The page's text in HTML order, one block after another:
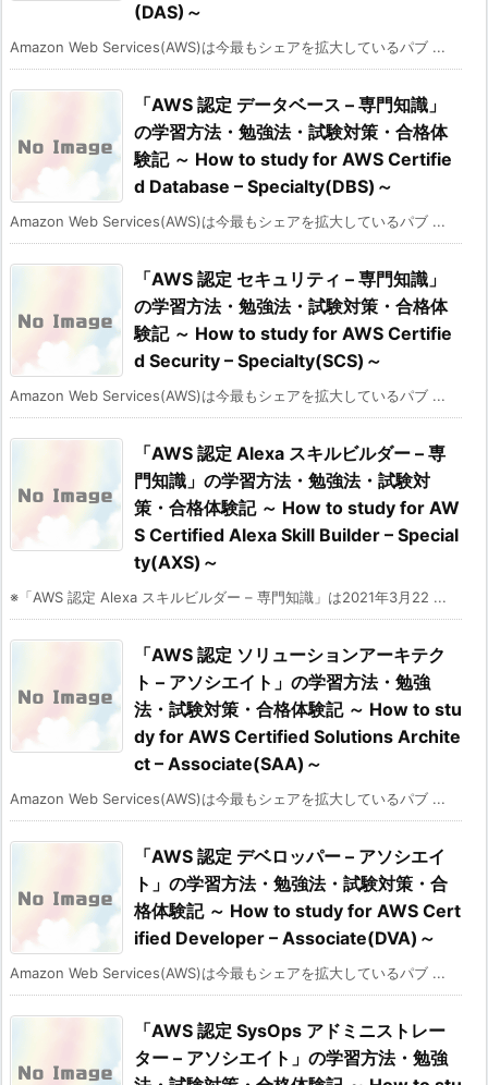
(DAS)～
Amazon Web Services(AWS)は今最もシェアを拡大しているパブ ...
「AWS 認定 データベース – 専門知識」
の学習方法・勉強法・試験対策・合格体
験記 ～ How to study for AWS Certifie
d Database – Specialty(DBS)～
Amazon Web Services(AWS)は今最もシェアを拡大しているパブ ...
「AWS 認定 セキュリティ – 専門知識」
の学習方法・勉強法・試験対策・合格体
験記 ～ How to study for AWS Certifie
d Security – Specialty(SCS)～
Amazon Web Services(AWS)は今最もシェアを拡大しているパブ ...
「AWS 認定 Alexa スキルビルダー – 専
門知識」の学習方法・勉強法・試験対
策・合格体験記 ～ How to study for AW
S Certified Alexa Skill Builder – Special
ty(AXS)～
※「AWS 認定 Alexa スキルビルダー – 専門知識」は2021年3月22 ...
「AWS 認定 ソリューションアーキテク
ト – アソシエイト」の学習方法・勉強
法・試験対策・合格体験記 ～ How to stu
dy for AWS Certified Solutions Archite
ct – Associate(SAA)～
Amazon Web Services(AWS)は今最もシェアを拡大しているパブ ...
「AWS 認定 デベロッパー – アソシエイ
ト」の学習方法・勉強法・試験対策・合
格体験記 ～ How to study for AWS Cert
ified Developer – Associate(DVA)～
Amazon Web Services(AWS)は今最もシェアを拡大しているパブ ...
「AWS 認定 SysOps アドミニストレー
ター – アソシエイト」の学習方法・勉強